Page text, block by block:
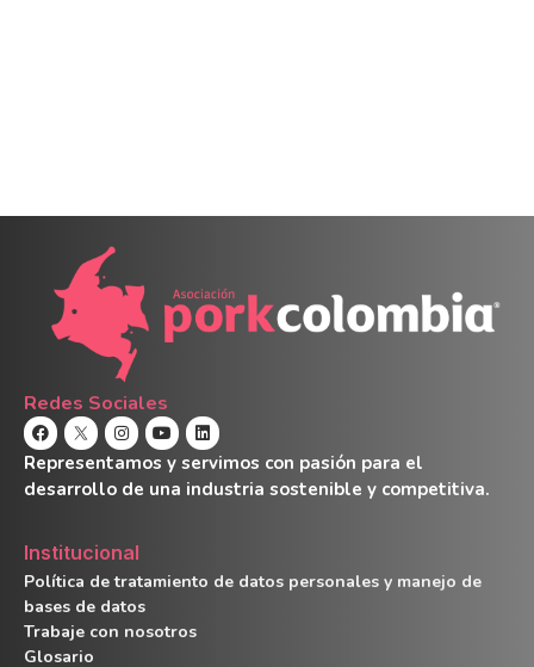
Redes Sociales
Representamos y servimos con pasión para el
desarrollo de una industria sostenible y competitiva.
Institucional
Política de tratamiento de datos personales y manejo de
bases de datos
Trabaje con nosotros
Glosario